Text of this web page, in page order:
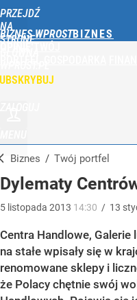
PRZEJDŹ
NA
STRONĘ
BIZNES WPROST
Biznes / Twój portfel
Dylematy
5 listopada 2013 14:30 / 13
Centra Handlowe,
na stałe wpisały się w
renomowane sklepy i
że Polacy chętnie swój